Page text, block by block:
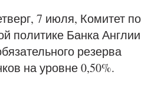
7 июля, Комитет по
политике Банка Англии
резерва
на уровне 0,50%.